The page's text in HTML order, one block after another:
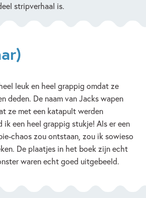
stripverhaal is.
leuk en heel grappig omdat ze
deden. De naam van Jacks wapen
ze met een katapult werden
een heel grappig stukje! Als er een
chaos zou ontstaan, zou ik sowieso
De plaatjes in het boek zijn echt
waren echt goed uitgebeeld.